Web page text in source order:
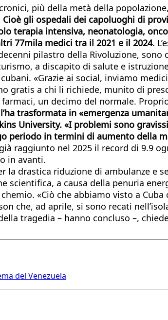
più della metà della
gli ospedali dei capoluoghi di
terapia intensiva, neonatologia,
77mila medici tra il 2021 e il 2024.
pilastro della Rivoluzione,
a discapito di salute e
«Grazie ai social, inviamo
gratis a chi li richiede, munito di
un decimo del normale.
trasformata in «emergenza
University. «I problemi sono
periodo in termini di aumento della
raggiunto nel 2025 il record di 9.9
in avanti.
la drastica riduzione di ambulanze
scientifica, a causa della penuria
«Ciò che abbiamo visto a
che, ad aprile, si sono recati
tragedia – hanno concluso –,
del Venezuela